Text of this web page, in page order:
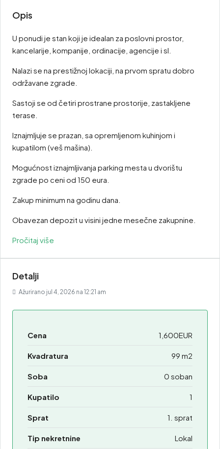
Opis
U ponudi je stan koji je idealan za poslovni prostor,
kancelarije, kompanije, ordinacije, agencije i sl.
Nalazi se na prestižnoj lokaciji, na prvom spratu dobro
održavane zgrade.
Sastoji se od četiri prostrane prostorije, zastakljene
terase.
Iznajmljuje se prazan, sa opremljenom kuhinjom i
kupatilom (veš mašina).
Mogućnost iznajmljivanja parking mesta u dvorištu
zgrade po ceni od 150 eura.
Zakup minimum na godinu dana.
Obavezan depozit u visini jedne mesečne zakupnine.
Pročitaj više
Detalji
Ažurirano jul 4, 2026 na 12:21 am
Cena 1,600EUR
Kvadratura 99 m2
Soba 0 soban
Kupatilo 1
Sprat 1. sprat
Tip nekretnine Lokal